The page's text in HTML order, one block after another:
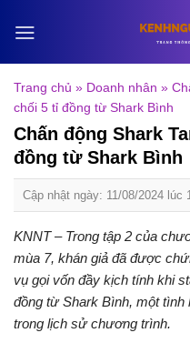
Trang chủ » Doanh nhân »
chối 5 tỉ đồng từ Shark Bình
Chấn động Shark
đồng từ Shark Bình
Cập nhật ngày: 11/08/2024 lúc
KNNT – Trong tập 2 của
mùa 7, khán giả đã được
vụ gọi vốn đầy kịch tính khi
đồng từ Shark Bình, một
trong lịch sử chương trình.